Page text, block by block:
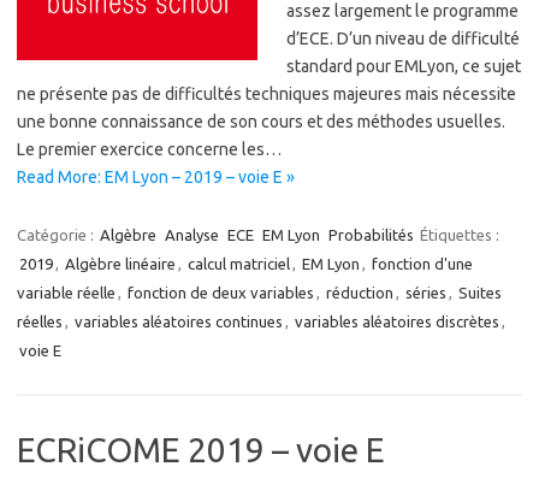
assez largement le programme
d’ECE. D’un niveau de difficulté
standard pour EMLyon, ce sujet
ne présente pas de difficultés techniques majeures mais nécessite
une bonne connaissance de son cours et des méthodes usuelles.
Le premier exercice concerne les…
Read More: EM Lyon – 2019 – voie E »
Catégorie : Algèbre Analyse ECE EM Lyon Probabilités Étiquettes :
2019, Algèbre linéaire , calcul matriciel, EM Lyon , fonction d'une
variable réelle , fonction de deux variables , réduction , séries , Suites
réelles , variables aléatoires continues , variables aléatoires discrètes ,
voie E
ECRiCOME 2019 – voie E